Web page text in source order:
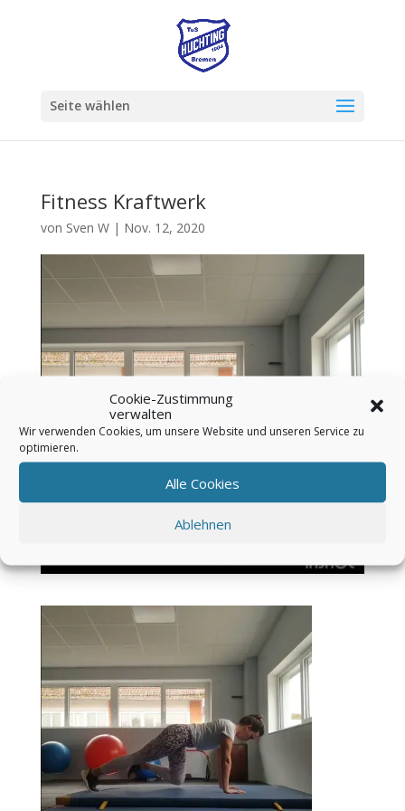
Cookie-Zustimmung
verwalten
Wir verwenden Cookies, um unsere Website und unseren Service zu
optimieren.
Alle Cookies
Ablehnen
Seite wählen
Fitness Kraftwerk
von Sven W| Nov. 12, 2020